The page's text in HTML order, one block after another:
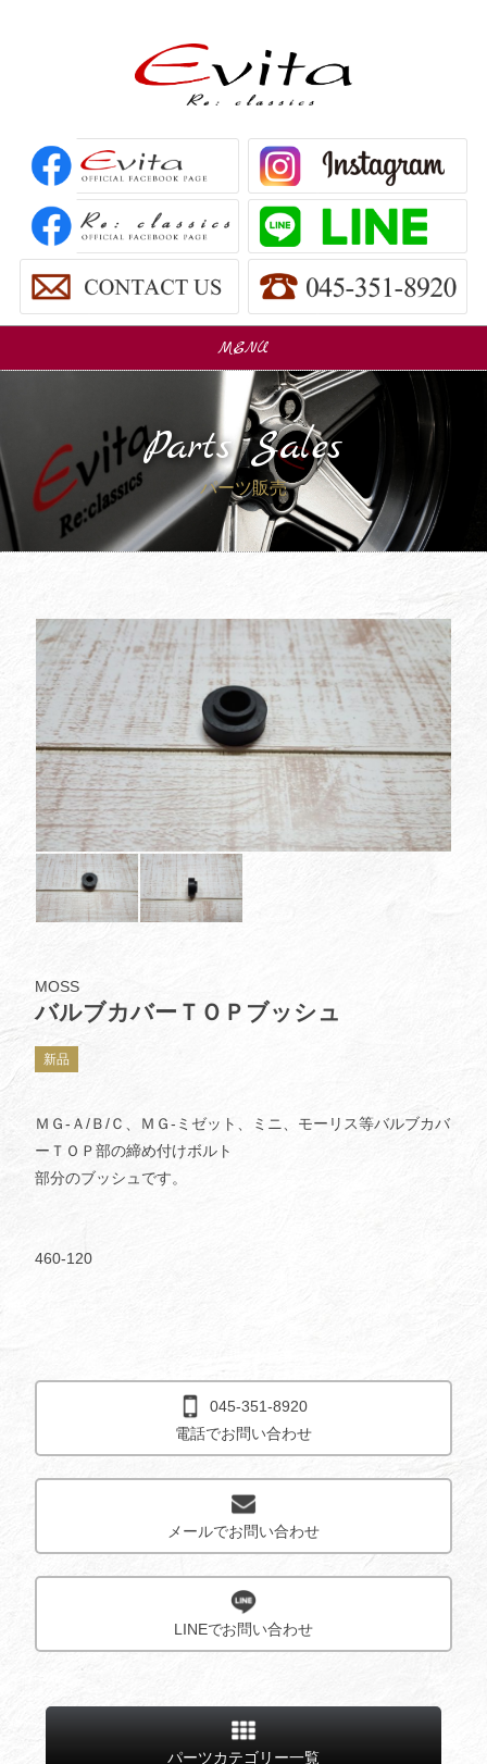
MENU
Parts Sales
パーツ販売
Trade In
買取査定
ブログ
Company
会社概要
Recruit
採用情報
Parts Sales
パーツ販売
MOSS
バルブカバーＴＯＰブッシュ
新品
ＭＧ-Ａ/Ｂ/Ｃ、ＭＧ-ミゼット、ミニ、モーリス等バルブカバ
ーＴＯＰ部の締め付けボルト
部分のブッシュです。
460-120
045-351-8920
電話でお問い合わせ
メールでお問い合わせ
LINEでお問い合わせ
パーツカテゴリー一覧